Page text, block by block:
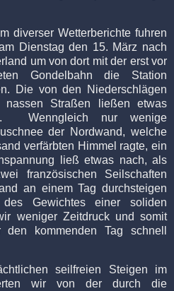
diverser Wetterberichte fuhren
Dienstag den 15. März nach
um von dort mit der erst vor
Gondelbahn die Station
Die von den Niederschlägen
nassen Straßen ließen etwas
Wenngleich nur wenige
der Nordwand, welche
verfärbten Himmel ragte, ein
ließ etwas nach, als
französischen Seilschaften
an einem Tag durchsteigen
Gewichtes einer soliden
weniger Zeitdruck und somit
kommenden Tag schnell
seilfreien Steigen im
wir von der durch die